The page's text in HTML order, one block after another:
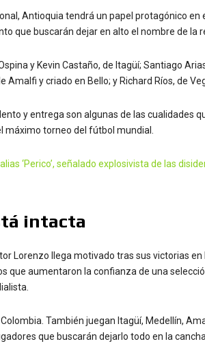
Antioquia tendrá un papel protagónico en
que buscarán dejar en alto el nombre de la
y Kevin Castaño, de Itagüí; Santiago
Amalfi y criado en Bello; y Richard Ríos, de
y entrega son algunas de las cualidades
máximo torneo del fútbol mundial.
‘Perico’, señalado explosivista de las
intacta
Lorenzo llega motivado tras sus victorias
que aumentaron la confianza de una
También juegan Itagüí, Medellín,
que buscarán dejarlo todo en la